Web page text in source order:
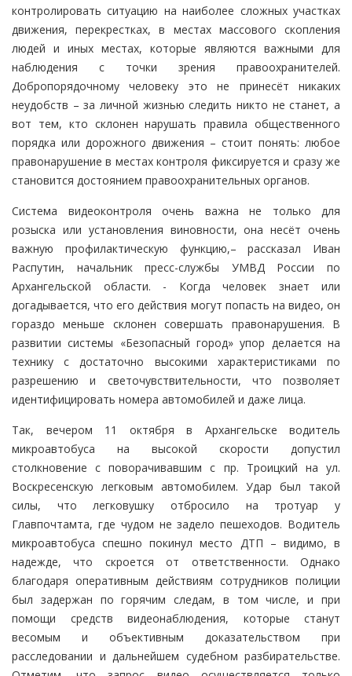
контролировать ситуацию на наиболее сложных участках
движения, перекрестках, в местах массового скопления
людей и иных местах, которые являются важными для
наблюдения с точки зрения правоохранителей.
Добропорядочному человеку это не принесёт никаких
неудобств – за личной жизнью следить никто не станет, а
вот тем, кто склонен нарушать правила общественного
порядка или дорожного движения – стоит понять: любое
правонарушение в местах контроля фиксируется и сразу же
становится достоянием правоохранительных органов.
Система видеоконтроля очень важна не только для
розыска или установления виновности, она несёт очень
важную профилактическую функцию,– рассказал Иван
Распутин, начальник пресс-службы УМВД России по
Архангельской области. - Когда человек знает или
догадывается, что его действия могут попасть на видео, он
гораздо меньше склонен совершать правонарушения. В
развитии системы «Безопасный город» упор делается на
технику с достаточно высокими характеристиками по
разрешению и светочувствительности, что позволяет
идентифицировать номера автомобилей и даже лица.
Так, вечером 11 октября в Архангельске водитель
микроавтобуса на высокой скорости допустил
столкновение с поворачивавшим с пр. Троицкий на ул.
Воскресенскую легковым автомобилем. Удар был такой
силы, что легковушку отбросило на тротуар у
Главпочтамта, где чудом не задело пешеходов. Водитель
микроавтобуса спешно покинул место ДТП – видимо, в
надежде, что скроется от ответственности. Однако
благодаря оперативным действиям сотрудников полиции
был задержан по горячим следам, в том числе, и при
помощи средств видеонаблюдения, которые станут
весомым и объективным доказательством при
расследовании и дальнейшем судебном разбирательстве.